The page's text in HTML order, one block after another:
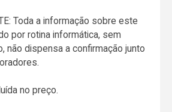
Toda a informação sobre este
por rotina informática, sem
não dispensa a confirmação junto
no preço.